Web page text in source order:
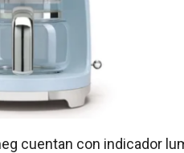
cuentan con indicador